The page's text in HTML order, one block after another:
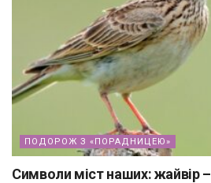
ПОДОРОЖ З «ПОРАДНИЦЕЮ»
Символи міст наших: жайвір